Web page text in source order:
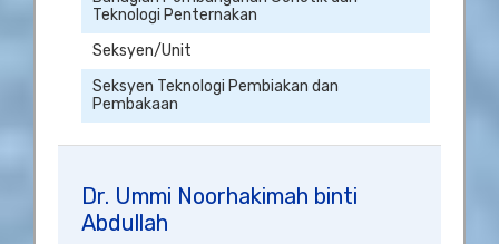
Teknologi Penternakan
Seksyen/Unit
Seksyen Teknologi Pembiakan dan
Pembakaan
Dr. Ummi Noorhakimah binti
Abdullah